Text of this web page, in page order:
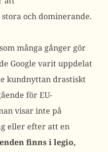
och dominerande.
många gånger gör
Google varit uppdelat
kundnyttan drastiskt
för EU-
visar inte på
eller efter att en
finns i legio,